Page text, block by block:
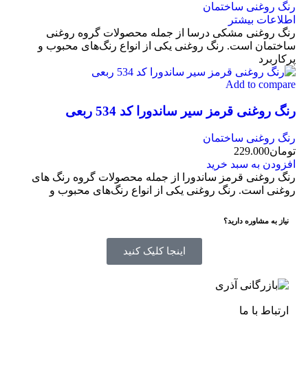
رنگ روغنی ساختمان
اطلاعات بیشتر
رنگ روغنی مشکی درسا از جمله محصولات گروه روغنی
ساختمان است. رنگ روغنی یکی از انواع رنگ‌های محبوب و
پرکاربرد
Add to compare
رنگ روغنی قرمز سیر ساندورا کد 534 ربعی
رنگ روغنی ساختمان
تومان229.000
افزودن به سبد خرید
رنگ روغنی قرمز ساندورا از جمله محصولات گروه رنگ های
روغنی است. رنگ روغنی یکی از انواع رنگ‌های محبوب و
نیاز به مشاوره دارید؟
اینجا کلیک کنید
ارتباط با ما